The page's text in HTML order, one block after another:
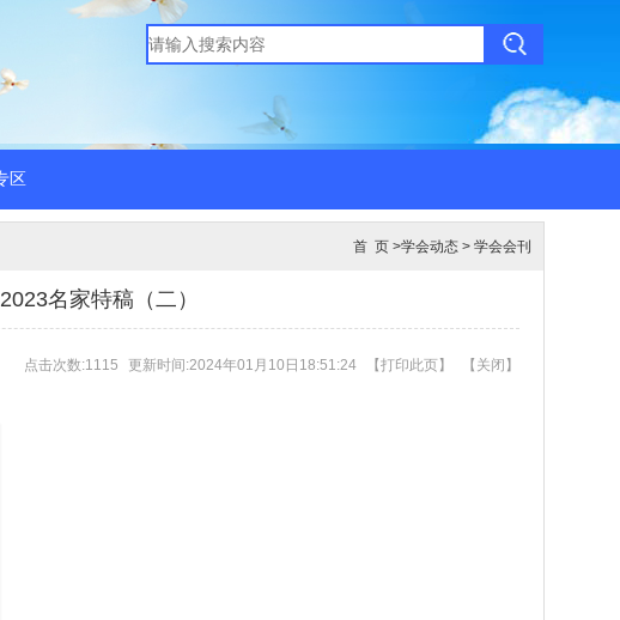
区
首 页 >学会动态 > 学会会刊
名家特稿（二）
点击次数:1115 更新时间:2024年01月10日18:51:24 【打印此页】 【 关闭 】